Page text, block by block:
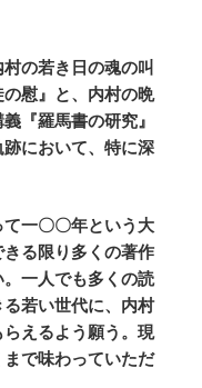
の若き日の魂の叫
慰』と、内村の晩
『羅馬書の研究』
において、特に深
一〇〇年という大
る限り多くの著作
一人でも多くの読
若い世代に、内村
えるよう願う。現
で味わっていただ